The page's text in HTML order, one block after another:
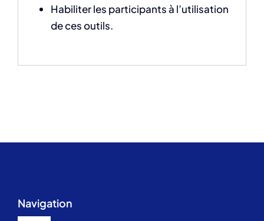
Habiliter les participants à l’utilisation
de ces outils.
Navigation